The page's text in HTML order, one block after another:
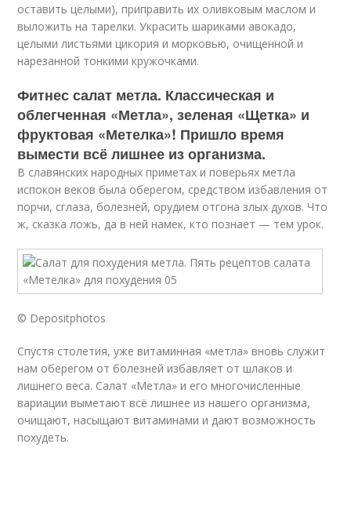
оставить целыми), приправить их оливковым маслом и
выложить на тарелки. Украсить шариками авокадо,
целыми листьями цикория и морковью, очищенной и
нарезанной тонкими кружочками.
Фитнес салат метла. Классическая и
облегченная «Метла», зеленая «Щетка» и
фруктовая «Метелка»! Пришло время
вымести всё лишнее из организма.
В славянских народных приметах и поверьях метла
испокон веков была оберегом, средством избавления от
порчи, сглаза, болезней, орудием отгона злых духов. Что
ж, сказка ложь, да в ней намек, кто познает — тем урок.
© Depositphotos
Спустя столетия, уже витаминная «метла» вновь служит
нам оберегом от болезней избавляет от шлаков и
лишнего веса. Салат «Метла» и его многочисленные
вариации выметают всё лишнее из нашего организма,
очищают, насыщают витаминами и дают возможность
похудеть.